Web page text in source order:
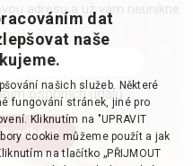
adresu a už vám neunikne
osobních údajů
dat
naše
našich služeb. Některé
fungování stránek, jiné pro
Kliknutím na "UPRAVIT
cookie můžeme použít a jak
na tlačítko „PŘIJMOUT